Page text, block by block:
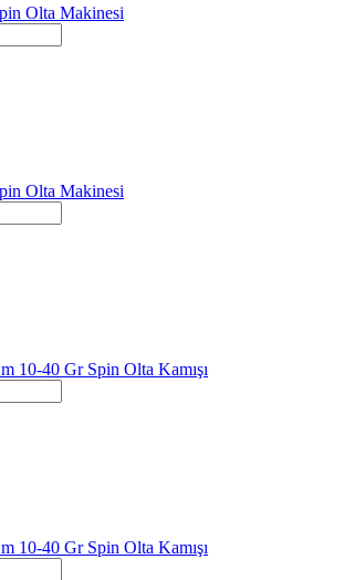
Olta Makinesi
Olta Makinesi
10-40 Gr Spin Olta Kamışı
10-40 Gr Spin Olta Kamışı